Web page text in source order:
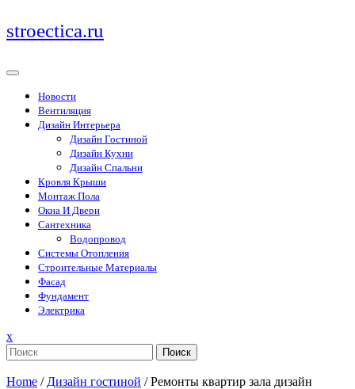
Перейти
к
stroectica.ru
Новости
Вентиляция
Дизайн Интерьера
Дизайн Гостиной
Дизайн Кухни
Дизайн Спальни
Кровля Крыши
Монтаж Пола
Окна И Двери
Сантехника
Водопровод
Системы Отопления
Строительные Материалы
Фасад
Фундамент
Электрика
xЗакрыть
меню
Поиск
Home / Дизайн гостиной /Ремонты квартир зала дизайн